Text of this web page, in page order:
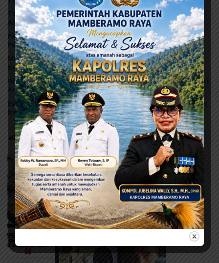
Tonny Tesar Turun ke Lapas Doyo Baru, Kebutuhan
Alkes dan Keamanan Jadi Sorotan
Pelukan dan Air Mata di Biak, Dualisme Dewan Adat
Papua Berakhir
MRP Tegaskan Dukungan Papua Utara: “Ini Soal
Keadilan bagi Saireri”
Warisan Leluhur Pulang ke Papua, Ribuan Artefak dari
Amerika Diserahkan ke Museum Uncen
Evaluasi Total MBG di Jayapura, Pemerintah Pastikan
Keamanan dan Kualitas Makanan
Post Views:114